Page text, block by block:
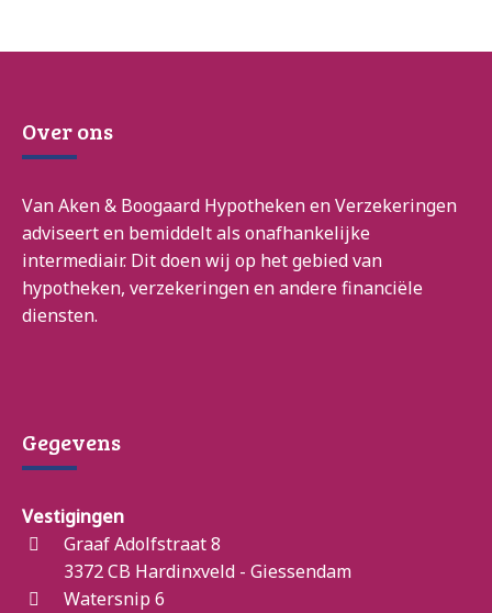
Over ons
Van Aken & Boogaard Hypotheken en Verzekeringen
adviseert en bemiddelt als onafhankelijke
intermediair. Dit doen wij op het gebied van
hypotheken, verzekeringen en andere financiële
diensten.
Gegevens
Vestigingen
Graaf Adolfstraat 8
3372 CB Hardinxveld - Giessendam
Watersnip 6